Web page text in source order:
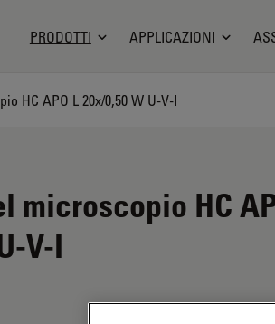
PRODOTTI APPLICAZIONI
HC APO L 20x/0,50 W U-V-I
microscopio HC
V-I